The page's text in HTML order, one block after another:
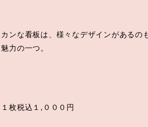
ンな看板は、様々なデザインがある
力の一つ。
枚税込１,０００円